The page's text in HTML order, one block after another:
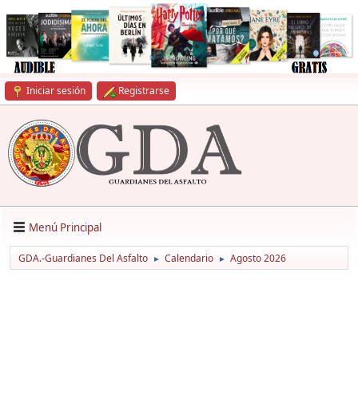
Iniciar sesión Registrarse
Menú Principal
GDA.-Guardianes Del Asfalto ► Calendario ► Agosto 2026